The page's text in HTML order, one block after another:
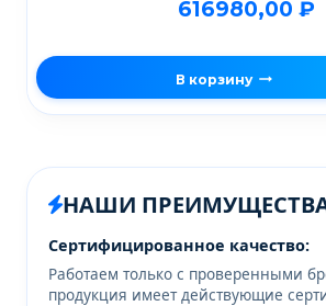
616980,00 ₽
В корзину
НАШИ
Сертифицированное качество:
Работаем только с проверенными
продукция имеет действующие